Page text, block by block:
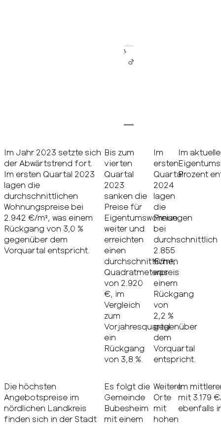
Im Jahr 2023 setzte sich
der Abwärtstrend fort.
Im ersten Quartal 2023
lagen die
durchschnittlichen
Wohnungspreise bei
2.942 €/m², was einem
Rückgang von 3,0 %
gegenüber dem
Vorquartal entspricht.
Bis zum
vierten
Quartal
2023
sanken die
Preise für
Eigentumswohnungen
weiter und
erreichten
einen
durchschnittlichen
Quadratmeterpreis
von 2.920
€, im
Vergleich
zum
Vorjahresquartal
ein
Rückgang
von 3,8 %.
Im
ersten
Quartal
2024
lagen
die
Preise
bei
durchschnittlich
2.855
€/m²,
was
einem
Rückgang
von
2,2 %
gegenüber
dem
Vorquartal
entspricht.
Im
Prozent
Die höchsten
Angebotspreise im
nördlichen Landkreis
finden sich in der Stadt
Es folgt die
Gemeinde
Bubesheim
mit einem
Weitere
Orte
mit
hohen
Im
mit 3.179
ebenfalls